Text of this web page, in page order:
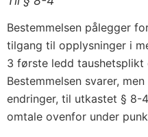
Bestemmelsen pålegger
tilgang til opplysninger i
3 første ledd taushetsplikt
Bestemmelsen svarer,
endringer, til utkastet § 8-
omtale ovenfor under